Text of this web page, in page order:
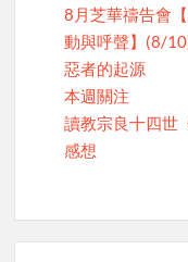
8月芝華禱告會
動與呼聲】(8/
惡者的起源
本週關注
讀教宗良十四世
感想